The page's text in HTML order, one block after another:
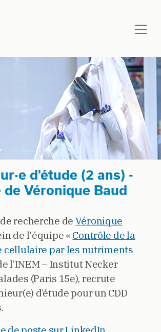
d'étude (2 ans) -
de Véronique Baud
recherche de Véronique
de l'équipe « Contrôle de la
cellulaire par les nutriments
l’INEM – Institut Necker
(Paris 15e), recrute
d’étude pour un CDD